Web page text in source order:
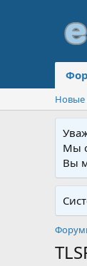
Новые
Мы
Вы